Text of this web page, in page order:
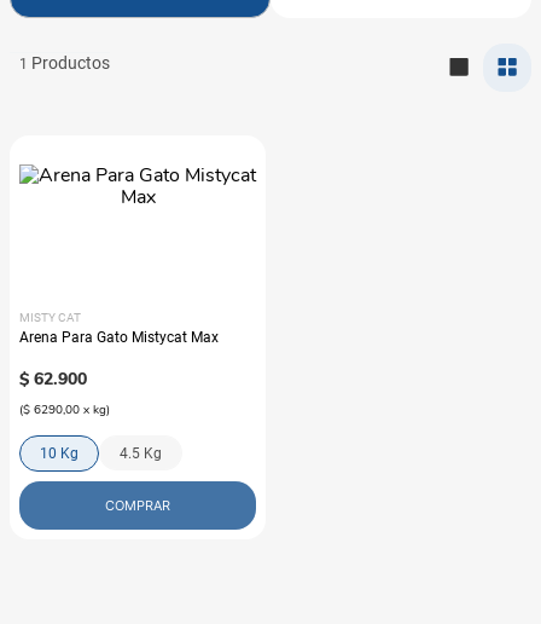
1
MISTY CAT
Arena Para Gato Mistycat Max
$ 62.900
($ 6290,00 x kg)
10 Kg 4.5 Kg
COMPRAR